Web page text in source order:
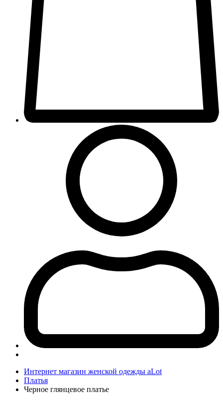
Интернет магазин женской одежды aLot
Платья
Черное глянцевое платье